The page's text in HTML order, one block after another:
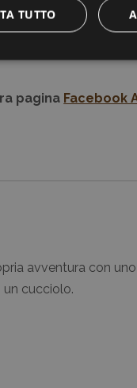
pagina Facebook
avventura con
cucciolo.
TUTTO